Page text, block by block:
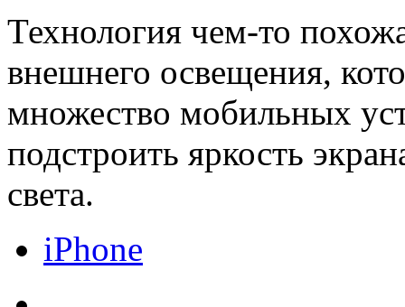
Технология чем-то
внешнего освещения,
множество мобильных
подстроить яркость
света.
iPhone